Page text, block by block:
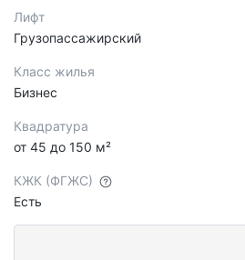
Лифт
Грузопассажирский
Класс жилья
Бизнес
Квадратура
от 45 до 150 м²
КЖК (ФГЖС)
Есть